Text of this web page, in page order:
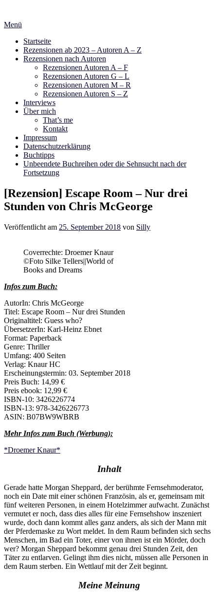
springen
Menü
Startseite
Rezensionen ab 2023 – Autoren A – Z
Rezensionen nach Autoren
Rezensionen Autoren A – F
Rezensionen Autoren G – L
Rezensionen Autoren M – R
Rezensionen Autoren S – Z
Interviews
Über mich
That’s me
Kontakt
Impressum
Datenschutzerklärung
Buchtipps
Unbeendete Buchreihen oder die Sehnsucht nach der
Fortsetzung
[Rezension] Escape Room – Nur drei
Stunden von Chris McGeorge
Veröffentlicht am 25. September 2018 von Silly
Coverrechte: Droemer Knaur
©Foto Silke Tellers||World of
Books and Dreams
Infos zum Buch:
AutorIn: Chris McGeorge
Titel: Escape Room – Nur drei Stunden
Originaltitel: Guess who?
ÜbersetzerIn: Karl-Heinz Ebnet
Format: Paperback
Genre: Thriller
Umfang: 400 Seiten
Verlag: Knaur HC
Erscheinungstermin: 03. September 2018
Preis Buch: 14,99 €
Preis ebook: 12,99 €
ISBN-10: 3426226774
ISBN-13: 978-3426226773
ASIN: B07BW9WBRB
Mehr Infos zum Buch (Werbung):
*Droemer Knaur*
Inhalt
Gerade hatte Morgan Sheppard, der berühmte Fernsehmoderator,
noch ein Date mit einer schönen Französin, als er, gemeinsam mit
fünf weiteren Personen, in einem Hotelzimmer aufwacht. Zunächst
vermutet er noch, dass dies alles für eine Fernsehshow inszeniert
wurde, doch dann kommt alles ganz anders, als sich der Mann mit
der Pferdemaske zu Wort meldet. In dem Raum befinden sich sechs
Menschen, im Bad ein Toter, einer von ihnen ist ein Mörder, doch
wer? Morgan Sheppard bekommt genau drei Stunden Zeit, den
Täter zu entlarven. Gelingt ihm dies nicht, müssen alle Personen in
dem Raum sterben. Ein Wettlauf mit der Zeit beginnt.
Meine Meinung